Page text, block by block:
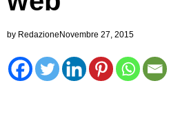
by Redazione Novembre 27, 2015